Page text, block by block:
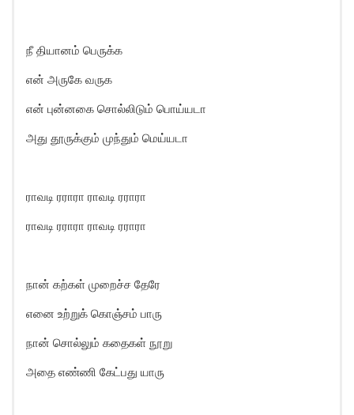
நீ தியானம் பெருக்க
என் அருகே வருக
என் புன்னகை சொல்லிடும் பொய்யடா
அது தூருக்கும் முந்தும் மெய்யடா
ராவடி ரராரா ராவடி ரராரா
ராவடி ரராரா ராவடி ரராரா
நான் கற்கள் முறைச்ச தேரே
எனை உற்றுக் கொஞ்சம் பாரு
நான் சொல்லும் கதைகள் நூறு
அதை எண்ணி கேட்பது யாரு